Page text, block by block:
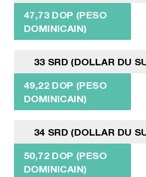
47,73 DOP (PESO
DOMINICAIN)
33 SRD (DOLLAR DU
49,22 DOP (PESO
DOMINICAIN)
34 SRD (DOLLAR DU
50,72 DOP (PESO
DOMINICAIN)